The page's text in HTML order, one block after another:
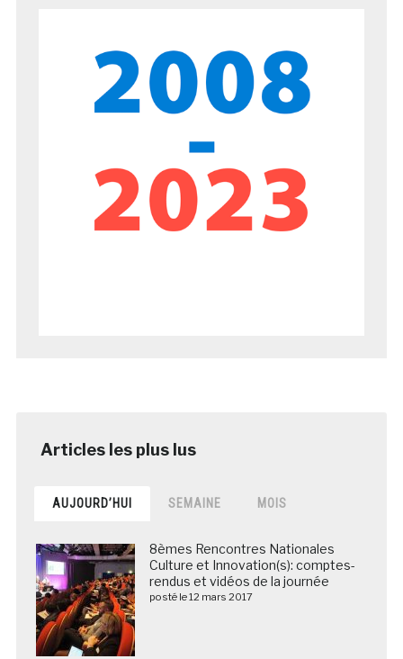
AUJOURD’HUI SEMAINE MOIS
8èmes Rencontres Nationales
Culture et Innovation(s): comptes-
rendus et vidéos de la journée
posté le 12 mars 2017